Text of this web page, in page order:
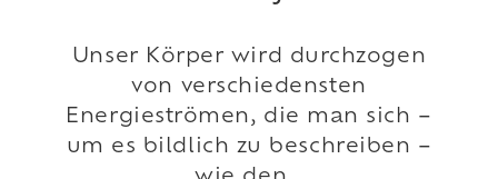
Unser Körper wird durchzogen
von verschiedensten
Energieströmen, die man sich –
um es bildlich zu beschreiben –